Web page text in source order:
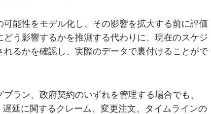
能性をモデル化し、その影響を拡大する前に評価
う影響するかを推測する代わりに、現在のスケジ
るかを確認し、実際のデータで裏付けることがで
ラン、政府契約のいずれを管理する場合でも、
延に関するクレーム、変更注文、タイムラインの